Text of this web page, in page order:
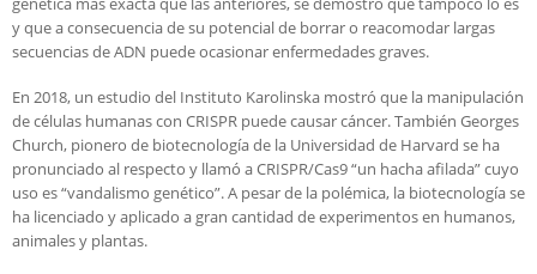
y que a consecuencia de su potencial de borrar o reacomodar largas
secuencias de ADN puede ocasionar enfermedades graves.
En 2018, un estudio del Instituto Karolinska mostró que la manipulación
de células humanas con CRISPR puede causar cáncer. También Georges
Church, pionero de biotecnología de la Universidad de Harvard se ha
pronunciado al respecto y llamó a CRISPR/Cas9 “un hacha afilada” cuyo
uso es “vandalismo genético”. A pesar de la polémica, la biotecnología se
ha licenciado y aplicado a gran cantidad de experimentos en humanos,
animales y plantas.